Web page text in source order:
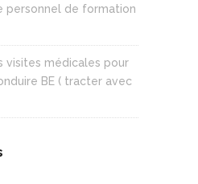
personnel de formation
visites médicales pour
BE ( tracter avec